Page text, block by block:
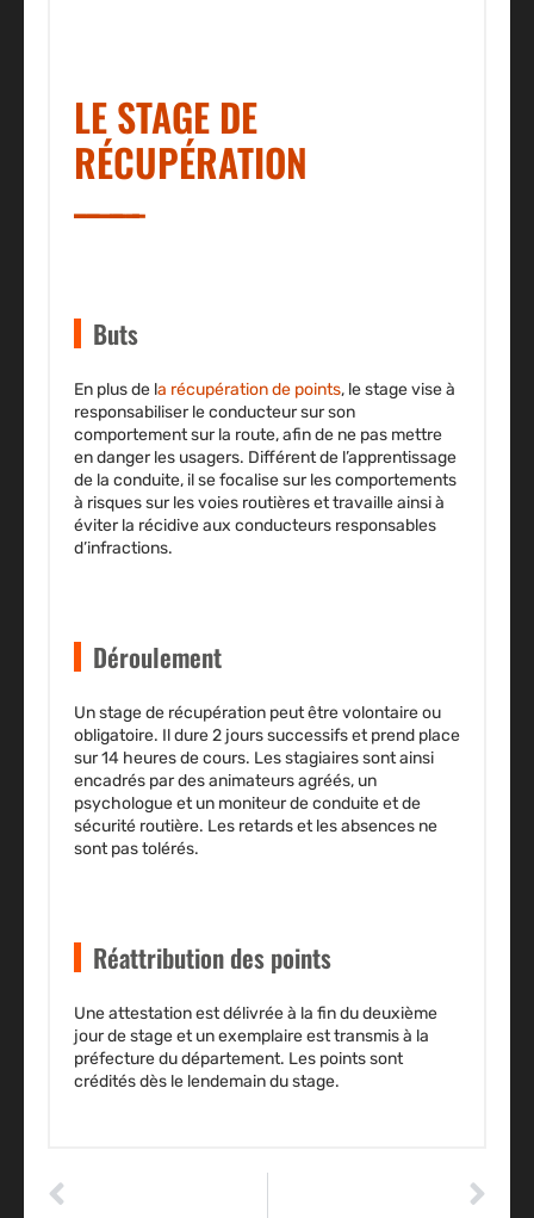
LE STAGE DE
RÉCUPÉRATION
Buts
En plus de la récupération de points, le stage vise à
responsabiliser le conducteur sur son
comportement sur la route, afin de ne pas mettre
en danger les usagers. Différent de l’apprentissage
de la conduite, il se focalise sur les comportements
à risques sur les voies routières et travaille ainsi à
éviter la récidive aux conducteurs responsables
d’infractions.
Déroulement
Un stage de récupération peut être volontaire ou
obligatoire. Il dure 2 jours successifs et prend place
sur 14 heures de cours. Les stagiaires sont ainsi
encadrés par des animateurs agréés, un
psychologue et un moniteur de conduite et de
sécurité routière. Les retards et les absences ne
sont pas tolérés.
Réattribution des points
Une attestation est délivrée à la fin du deuxième
jour de stage et un exemplaire est transmis à la
préfecture du département. Les points sont
crédités dès le lendemain du stage.